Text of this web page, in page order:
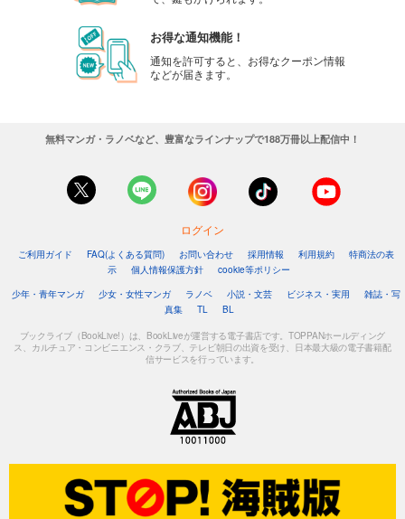
お得な通知機能！
通知を許可すると、お得なクーポン情報
などが届きます。
無料マンガ・ラノベなど、豊富なラインナップで188万冊以上配信中！
ログイン
ご利用ガイド FAQ(よくある質問) お問い合わせ 採用情報 利用規約
特商法の表
示
個人情報保護方針
cookie等ポリシー
少年・青年マンガ
少女・女性マンガ ラノベ 小説・文芸 ビジネス・実用
雑誌・写
真集
TL BL
ブックライブ（BookLive!）は、BookLiveが運営する電子書店です。TOPPANホールディング
ス、カルチュア・コンビニエンス・クラブ、テレビ朝日の出資を受け、日本最大級の電子書籍配
信サービスを行っています。